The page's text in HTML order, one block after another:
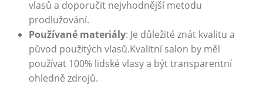
vlasů a doporučit nejvhodnější metodu
prodlužování.
Používané materiály: Je důležité znát kvalitu a
původ použitých vlasů.Kvalitní salon by měl
používat 100% lidské vlasy a být transparentní
ohledně zdrojů.